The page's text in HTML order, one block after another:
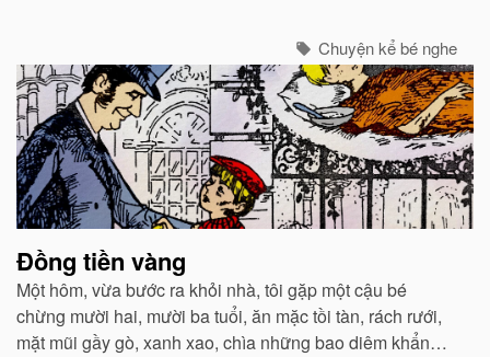
Chuyện kể bé nghe
Đồng tiền vàng
Một hôm, vừa bước ra khỏi nhà, tôi gặp một cậu bé
chừng mười hai, mười ba tuổi, ăn mặc tồi tàn, rách rưới,
mặt mũi gầy gò, xanh xao, chìa những bao diêm khẩn